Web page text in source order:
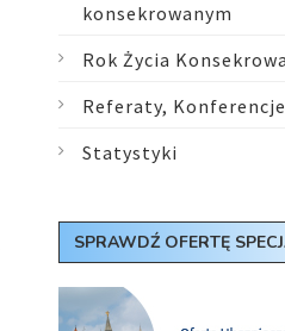
konsekrowanym
Rok Życia
Referaty,
Statystyki
SPRAWDŹ OFERTĘ